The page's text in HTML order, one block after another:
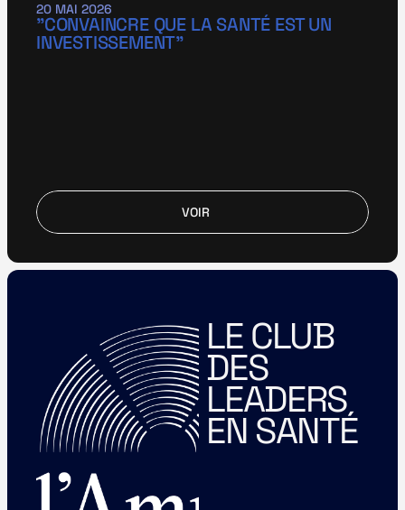
20 MAI 2026
"CONVAINCRE QUE LA SANTÉ EST UN
INVESTISSEMENT"
VOIR
LE CLUB
DES
LEADERS
EN SANTÉ